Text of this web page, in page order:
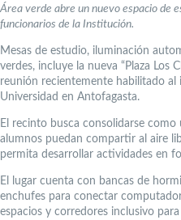
Área verde abre un nuevo espacio de
funcionarios de la Institución.
Mesas de estudio, iluminación
verdes, incluye la nueva “Plaza Los
reunión recientemente habilitado al
Universidad en Antofagasta.
El recinto busca consolidarse
alumnos puedan compartir al aire
permita desarrollar actividades en
El lugar cuenta con bancas de
enchufes para conectar
espacios y corredores inclusivo